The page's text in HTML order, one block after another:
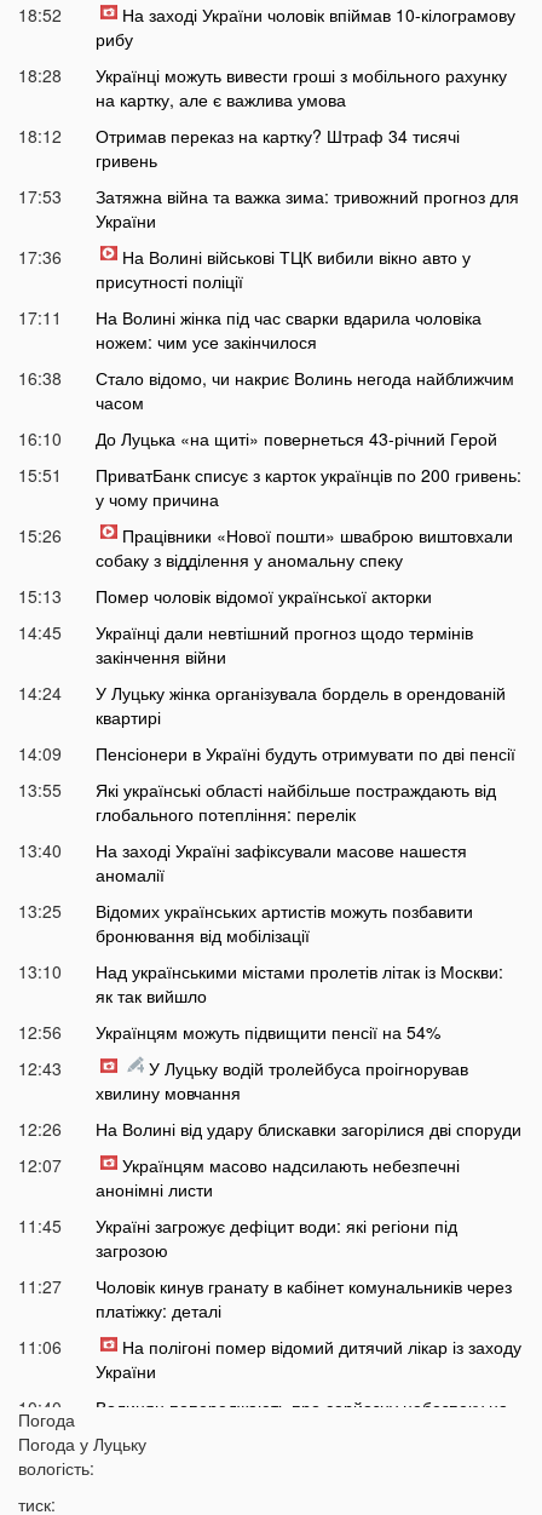
18:52
На заході України чоловік впіймав 10-кілограмову
рибу
18:28
Українці можуть вивести гроші з мобільного рахунку
на картку, але є важлива умова
18:12
Отримав переказ на картку? Штраф 34 тисячі
гривень
17:53
Затяжна війна та важка зима: тривожний прогноз для
України
17:36
На Волині військові ТЦК вибили вікно авто у
присутності поліції
17:11
На Волині жінка під час сварки вдарила чоловіка
ножем: чим усе закінчилося
16:38
Стало відомо, чи накриє Волинь негода найближчим
часом
16:10
До Луцька «на щиті» повернеться 43-річний Герой
15:51
ПриватБанк списує з карток українців по 200 гривень:
у чому причина
15:26
Працівники «Нової пошти» шваброю виштовхали
собаку з відділення у аномальну спеку
15:13
Помер чоловік відомої української акторки
14:45
Українці дали невтішний прогноз щодо термінів
закінчення війни
14:24
У Луцьку жінка організувала бордель в орендованій
квартирі
14:09
Пенсіонери в Україні будуть отримувати по дві пенсії
13:55
Які українські області найбільше постраждають від
глобального потепління: перелік
13:40
На заході Україні зафіксували масове нашестя
аномалії
13:25
Відомих українських артистів можуть позбавити
бронювання від мобілізації
13:10
Над українськими містами пролетів літак із Москви:
як так вийшло
12:56
Українцям можуть підвищити пенсії на 54%
12:43
У Луцьку водій тролейбуса проігнорував
хвилину мовчання
12:26
На Волині від удару блискавки загорілися дві споруди
12:07
Українцям масово надсилають небезпечні
анонімні листи
11:45
Україні загрожує дефіцит води: які регіони під
загрозою
11:27
Чоловік кинув гранату в кабінет комунальників через
платіжку: деталі
11:06
На полігоні помер відомий дитячий лікар із заходу
України
10:40
Волинян попереджають про серйозну небезпеку на
10:15
Погода
Погода у Луцьку
вологість:
тиск: